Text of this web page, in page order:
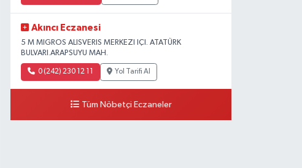
Akıncı Eczanesi
5 M MIGROS ALISVERIS MERKEZI IÇI. ATATÜRK
BULVARI.ARAPSUYU MAH.
0 (242) 230 12 11 Yol Tarifi Al
Tüm Nöbetçi Eczaneler